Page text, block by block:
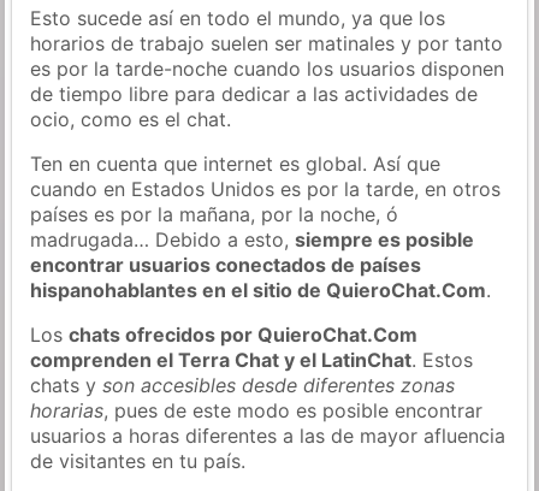
Esto sucede así en todo el mundo, ya que los
horarios de trabajo suelen ser matinales y por tanto
es por la tarde-noche cuando los usuarios disponen
de tiempo libre para dedicar a las actividades de
ocio, como es el chat.
Ten en cuenta que internet es global. Así que
cuando en Estados Unidos es por la tarde, en otros
países es por la mañana, por la noche, ó
madrugada… Debido a esto,siempre es posible
encontrar usuarios conectados de países
hispanohablantes en el sitio de QuieroChat.Com.
Loschats ofrecidos por QuieroChat.Com
comprenden el Terra Chat y el LatinChat. Estos
chats yson accesibles desde diferentes zonas
horarias, pues de este modo es posible encontrar
usuarios a horas diferentes a las de mayor afluencia
de visitantes en tu país.